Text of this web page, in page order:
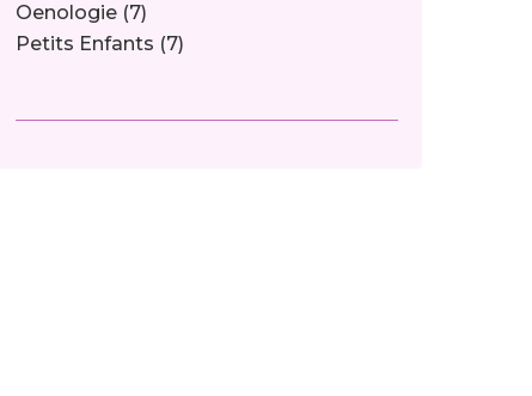
Oenologie (7)
Petits Enfants (7)